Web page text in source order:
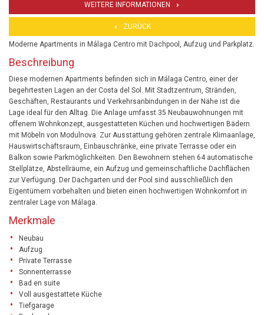
WEITERE INFORMATIONEN
ZURÜCK
Moderne Apartments in Málaga Centro mit Dachpool, Aufzug und Parkplatz.
Beschreibung
Diese modernen Apartments befinden sich in Málaga Centro, einer der
begehrtesten Lagen an der Costa del Sol. Mit Stadtzentrum, Stränden,
Geschäften, Restaurants und Verkehrsanbindungen in der Nähe ist die
Lage ideal für den Alltag. Die Anlage umfasst 35 Neubauwohnungen mit
offenem Wohnkonzept, ausgestatteten Küchen und hochwertigen Bädern
mit Möbeln von Modulnova. Zur Ausstattung gehören zentrale Klimaanlage,
Hauswirtschaftsraum, Einbauschränke, eine private Terrasse oder ein
Balkon sowie Parkmöglichkeiten. Den Bewohnern stehen 64 automatische
Stellplätze, Abstellräume, ein Aufzug und gemeinschaftliche Dachflächen
zur Verfügung. Der Dachgarten und der Pool sind ausschließlich den
Eigentümern vorbehalten und bieten einen hochwertigen Wohnkomfort in
zentraler Lage von Málaga.
Merkmale
Neubau
Aufzug
Private Terrasse
Sonnenterrasse
Bad en suite
Voll ausgestattete Küche
Tiefgarage